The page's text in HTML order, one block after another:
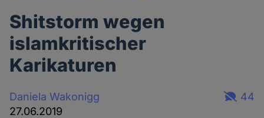
Shitstorm wegen
islamkritischer
Karikaturen
Daniela Wakonigg
27.06.2019
44